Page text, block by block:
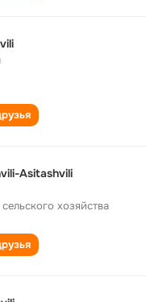
Asitashvili
хозяйства